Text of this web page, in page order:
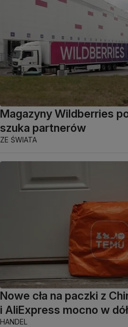
Magazyny Wildberries
szuka partnerów
ZE ŚWIATA
Nowe cła na paczki z
i AliExpress mocno w dół
HANDEL